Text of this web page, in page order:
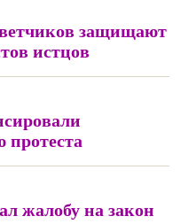
защищают
истцов
протеста
жалобу на закон